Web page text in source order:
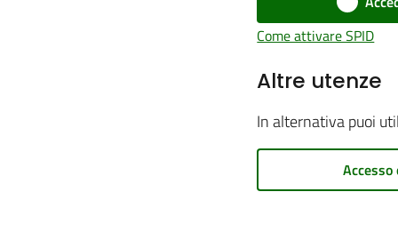
Come attivare SPID
Altre utenze
In alternativa puoi